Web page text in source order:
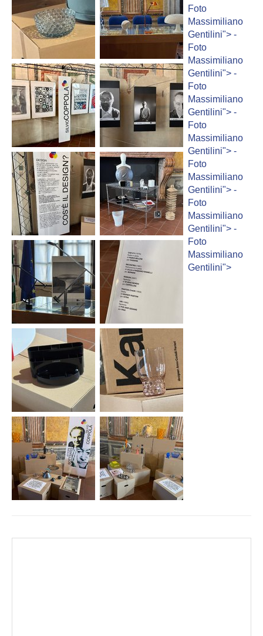
Foto
Massimiliano
Gentilini"> -
Foto
Massimiliano
Gentilini"> -
Foto
Massimiliano
Gentilini"> -
Foto
Massimiliano
Gentilini"> -
Foto
Massimiliano
Gentilini"> -
Foto
Massimiliano
Gentilini"> -
Foto
Massimiliano
Gentilini">